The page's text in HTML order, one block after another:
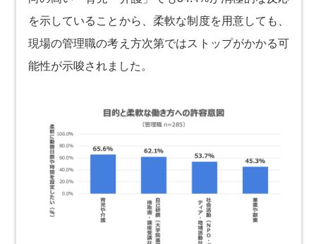
を示していることから、柔軟な制度を用意しても、
現場の管理職の考え方次第ではストップがかかる可
能性が示唆されました。